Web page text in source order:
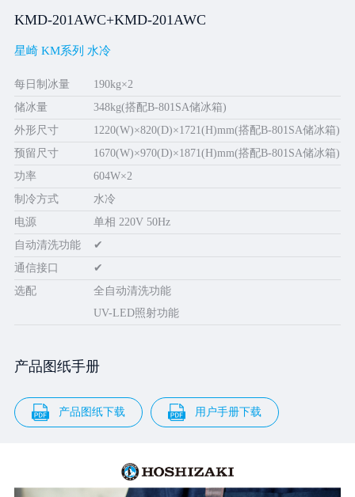
KMD-201AWC+KMD-201AWC
星崎 KM系列 水冷
每日制冰量
190kg×2
储冰量
348kg(搭配B-801SA储冰箱)
外形尺寸
1220(W)×820(D)×1721(H)mm(搭配B-801SA储冰箱)
预留尺寸
1670(W)×970(D)×1871(H)mm(搭配B-801SA储冰箱)
功率
604W×2
制冷方式
水冷
电源
单相 220V 50Hz
自动清洗功能
✔
通信接口
✔
选配
全自动清洗功能
UV-LED照射功能
产品图纸手册
产品图纸下载 用户手册下载